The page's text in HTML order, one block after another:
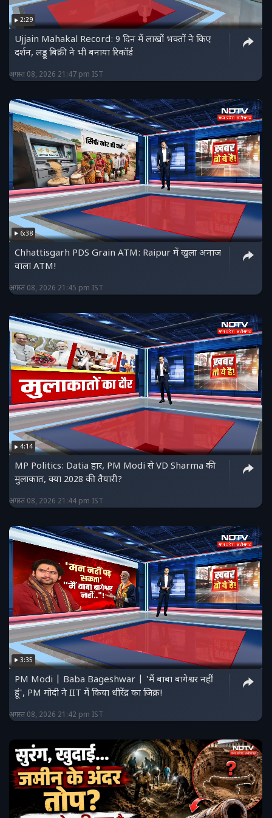
https://www.instagram.com/ndtvmpcg/ हमारे
फेसबुक पेज को लाइक करें :
https://www.facebook.com/ndtvmpchhattisgarh/
हमें ट्विटर पर फॉलो करें :
2:29
Ujjain Mahakal Record: 9 दिन में लाखों भक्तों ने किए
दर्शन, लड्डू बिक्री ने भी बनाया रिकॉर्ड
अगस्त 08, 2026 21:47 pm IST
6:38
Chhattisgarh PDS Grain ATM: Raipur में खुला अनाज
वाला ATM!
अगस्त 08, 2026 21:45 pm IST
4:14
MP Politics: Datia हार, PM Modi से VD Sharma की
मुलाकात, क्या 2028 की तैयारी?
अगस्त 08, 2026 21:44 pm IST
3:35
PM Modi | Baba Bageshwar | 'मैं बाबा बागेश्वर नहीं
हूं', PM मोदी ने IIT में किया धीरेंद्र का जिक्र!
अगस्त 08, 2026 21:42 pm IST